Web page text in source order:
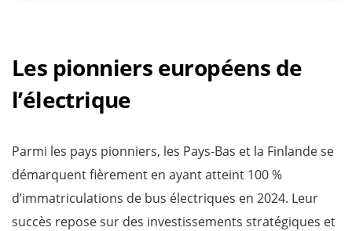
Les pionniers européens de
l’électrique
Parmi les pays pionniers, les Pays-Bas et la Finlande se
démarquent fièrement en ayant atteint 100 %
d’immatriculations de bus électriques en 2024. Leur
succès repose sur des investissements stratégiques et